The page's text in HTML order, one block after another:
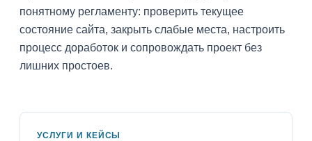
понятному регламенту: проверить текущее
состояние сайта, закрыть слабые места, настроить
процесс доработок и сопровождать проект без
лишних простоев.
УСЛУГИ И КЕЙСЫ